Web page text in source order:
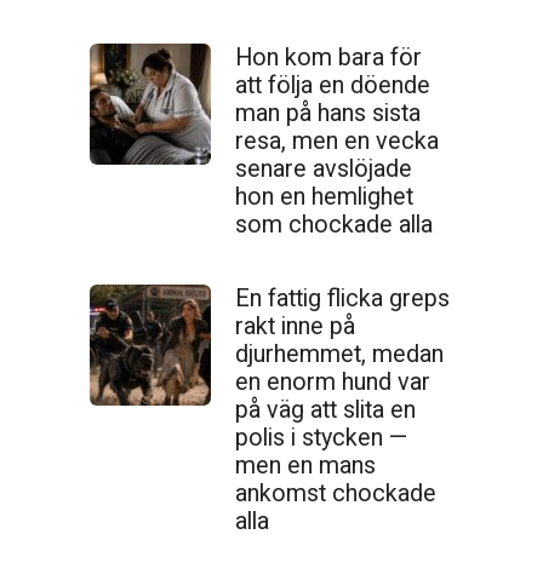
Hon kom bara för
att följa en döende
man på hans sista
resa, men en vecka
senare avslöjade
hon en hemlighet
som chockade alla
En fattig flicka greps
rakt inne på
djurhemmet, medan
en enorm hund var
på väg att slita en
polis i stycken —
men en mans
ankomst chockade
alla